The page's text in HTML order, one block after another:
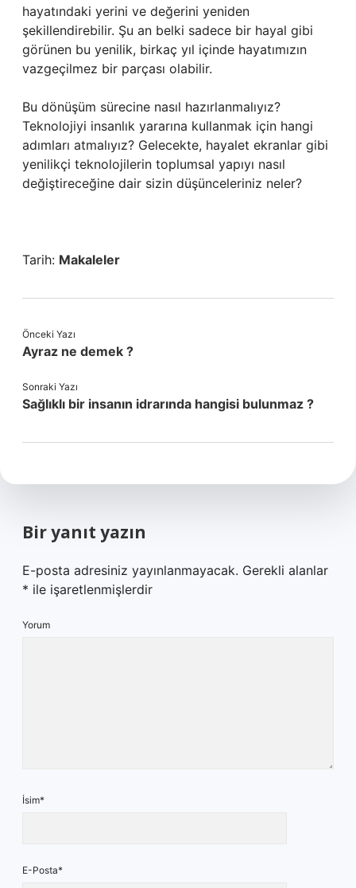
hayatındaki yerini ve değerini yeniden
şekillendirebilir. Şu an belki sadece bir hayal gibi
görünen bu yenilik, birkaç yıl içinde hayatımızın
vazgeçilmez bir parçası olabilir.
Bu dönüşüm sürecine nasıl hazırlanmalıyız?
Teknolojiyi insanlık yararına kullanmak için hangi
adımları atmalıyız? Gelecekte, hayalet ekranlar gibi
yenilikçi teknolojilerin toplumsal yapıyı nasıl
değiştireceğine dair sizin düşünceleriniz neler?
Tarih: Makaleler
Önceki Yazı
Ayraz ne demek ?
Sonraki Yazı
Sağlıklı bir insanın idrarında hangisi bulunmaz ?
Bir yanıt yazın
E-posta adresiniz yayınlanmayacak. Gerekli alanlar
* ile işaretlenmişlerdir
Yorum
İsim*
E-Posta*